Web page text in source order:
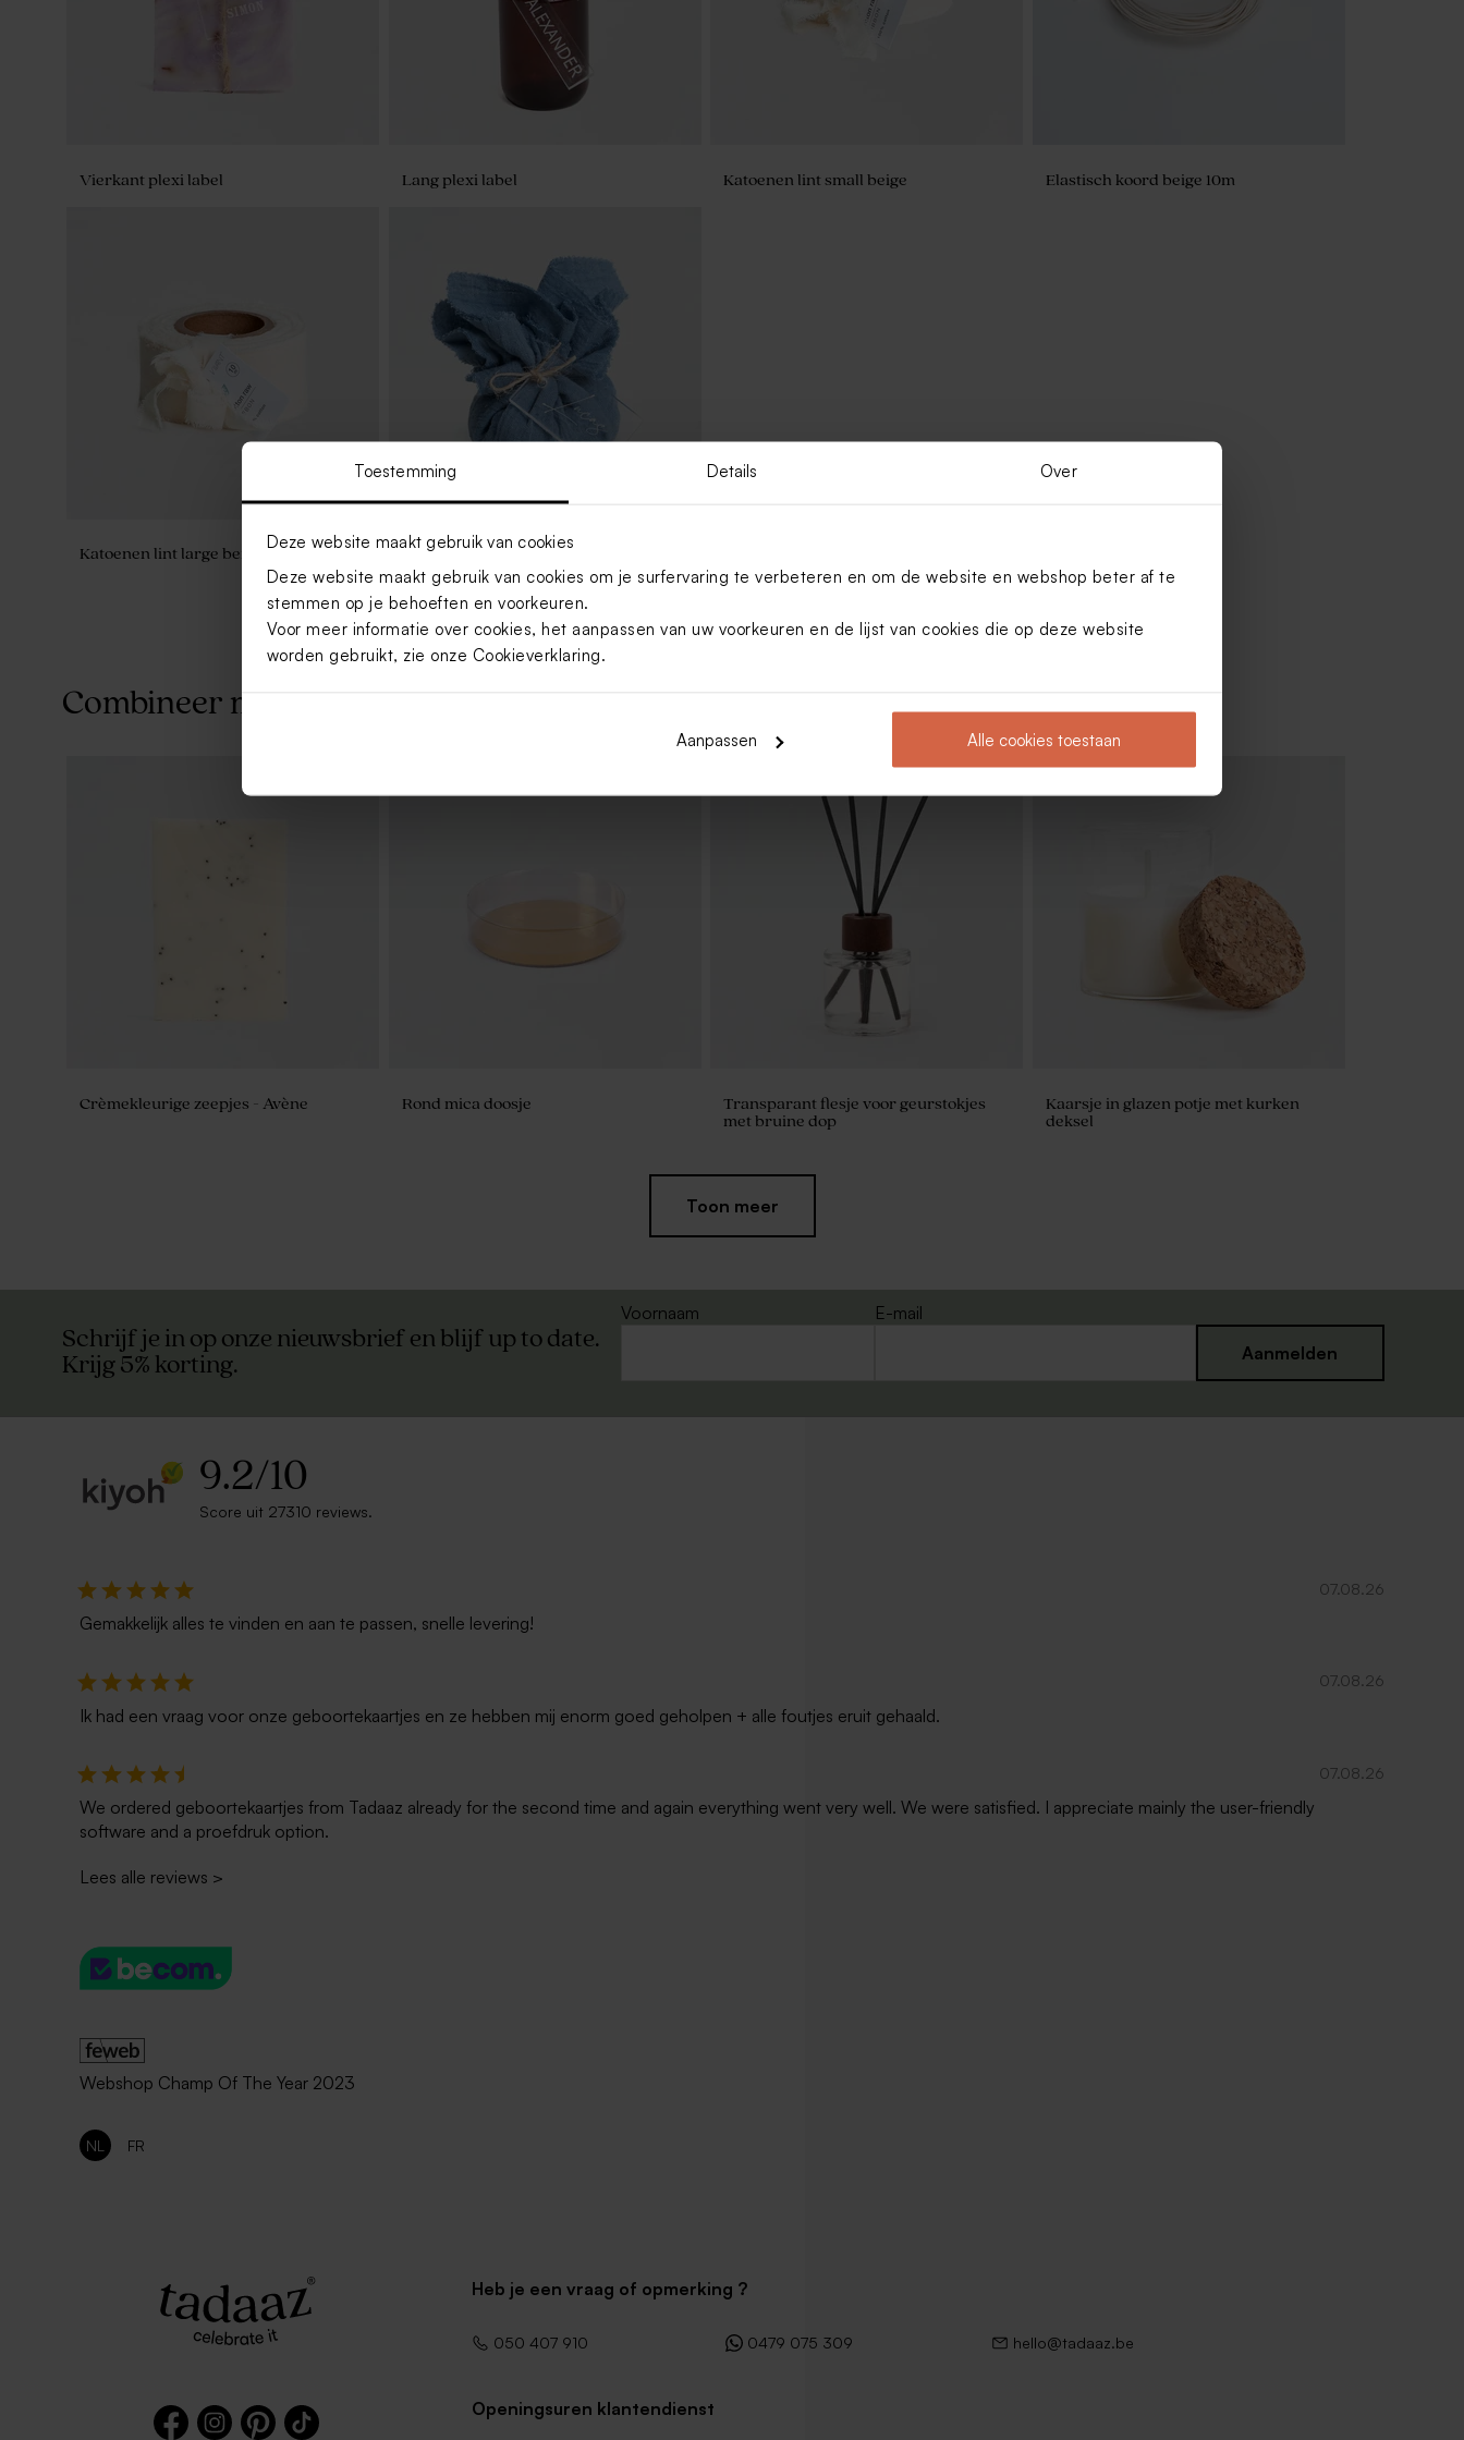
Toestemming Details Over
Deze website maakt gebruik van cookies
Deze website maakt gebruik van cookies om je surfervaring te verbeteren en om de website en webshop beter af te
stemmen op je behoeften en voorkeuren.
Voor meer informatie over cookies, het aanpassen van uw voorkeuren en de lijst van cookies die op deze website
worden gebruikt, zie onze Cookieverklaring.
Aanpassen Alle cookies toestaan
Vierkant plexi label Lang plexi label Katoenen lint small beige Elastisch koord beige 10m
Katoenen lint large beige Rechthoekig plexi label
Combineer met
Crèmekleurige zeepjes - Avène Rond mica doosje
Transparant flesje voor geurstokjes
met bruine dop
Kaarsje in glazen potje met kurken
deksel
Lang mica doosje
Toon meer
Schrijf je in op onze nieuwsbrief en blijf up to date.
Krijg 5% korting.
Voornaam
E-mail
Aanmelden
9.2/10
Score uit 27310 reviews.
07.08.26
Gemakkelijk alles te vinden en aan te passen, snelle levering!
07.08.26
Ik had een vraag voor onze geboortekaartjes en ze hebben mij enorm goed geholpen + alle foutjes eruit gehaald.
07.08.26
We ordered geboortekaartjes from Tadaaz already for the second time and again everything went very well. We were satisfied. I appreciate mainly the user-friendly
software and a proefdruk option.
Lees alle reviews >
Webshop Champ Of The Year 2023
NL FR
Heb je een vraag of opmerking ?
050 407 910 0479 075 309 hello@tadaaz.be
Openingsuren klantendienst